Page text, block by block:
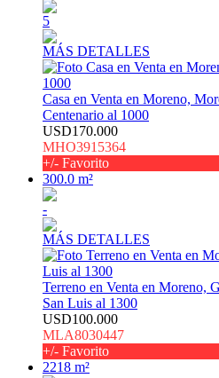
5
MÁS DETALLES
Casa en Venta en Moreno,
Centenario al 1000
USD170.000
MHO3915364
+/- Favorito
300.0 m²
-
MÁS DETALLES
Terreno en Venta en Moreno,
San Luis al 1300
USD100.000
MLA8030447
+/- Favorito
2218 m²